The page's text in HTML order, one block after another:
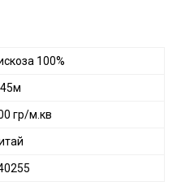
100%
гр/м.кв